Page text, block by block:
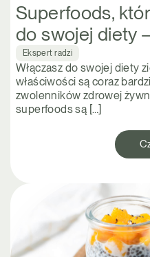
Superfoods,
do swojej diety
Ekspert radzi
Włączasz do swojej diety
właściwości są coraz
zwolenników zdrowej
superfoods są […]